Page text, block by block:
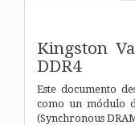
Kingston
DDR4
Este documento
como un módulo
(Synchronous